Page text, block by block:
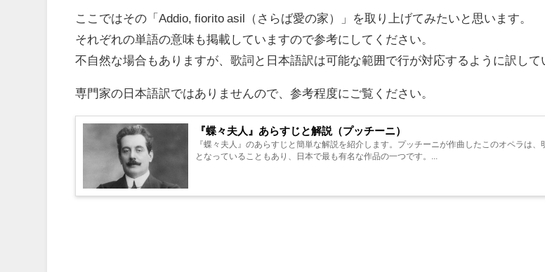
ここではその「Addio, fiorito asil（さらば愛の家）」を取り上げてみたいと思います。
それぞれの単語の意味も掲載していますので参考にしてください。
不自然な場合もありますが、歌詞と日本語訳は可能な範囲で行が対応するように訳して
専門家の日本語訳ではありませんので、参考程度にご覧ください。
『蝶々夫人』あらすじと解説（プッチーニ）
『蝶々夫人』のあらすじと簡単な解説を紹介します。プッチーニが作曲したこのオペラは、
となっていることもあり、日本で最も有名な作品の一つです。...